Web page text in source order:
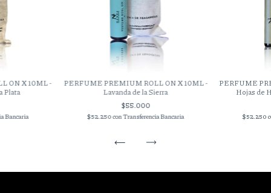
ON X 10ML -
Plata
Bancaria
PERFUME PREMIUM ROLL ON X 10ML -
Lavanda de la Sierra
$55.000
$52.250conTransferencia Bancaria
PERFUME
Hojas de
$52.250